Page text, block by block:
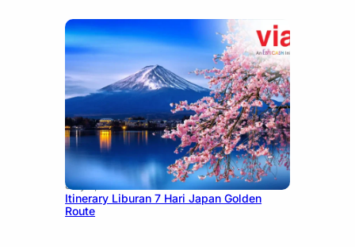
July 7, 2026
Itinerary Liburan 7 Hari Japan Golden
Route